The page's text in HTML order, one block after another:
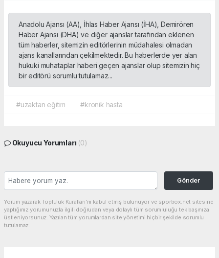
Anadolu Ajansı (AA), İhlas Haber Ajansı (İHA), Demirören
Haber Ajansı (DHA) ve diğer ajanslar tarafından eklenen
tüm haberler, sitemizin editörlerinin müdahalesi olmadan
ajans kanallarından çekilmektedir. Bu haberlerde yer alan
hukuki muhataplar haberi geçen ajanslar olup sitemizin hiç
bir editörü sorumlu tutulamaz...
#uzaktan eğitim #kronik hasta
Okuyucu Yorumları (0)
Gönder
Yorum yazarak Topluluk Kuralları’nı kabul etmiş bulunuyor ve sporbox.net sitesine
yaptığınız yorumunuzla ilgili doğrudan veya dolaylı tüm sorumluluğu tek başınıza
üstleniyorsunuz. Yazılan tüm yorumlardan site yönetimi hiçbir şekilde sorumlu
tutulamaz.